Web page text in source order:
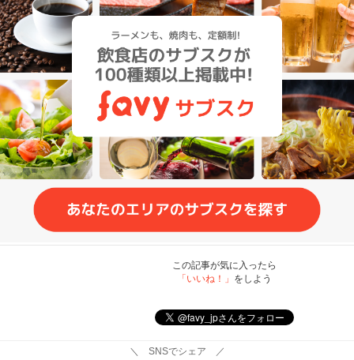
この記事が気に入ったら
「いいね！」 をしよう
＼ SNSでシェア ／